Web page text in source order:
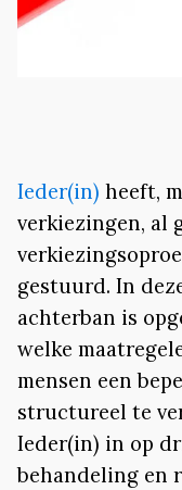
Ieder(in) heeft,
verkiezingen, al
gestuurd. In
achterban is
welke
mensen een
structureel te
Ieder(in) in op
behandeling en